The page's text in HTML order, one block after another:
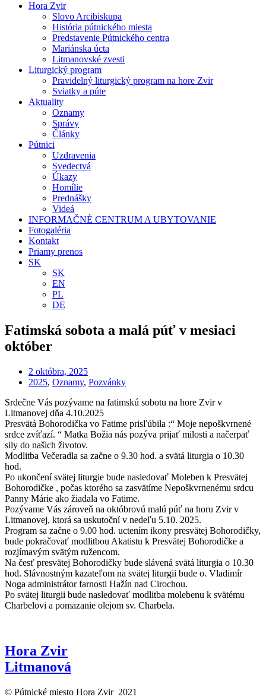
Hora Zvir
Slovo Arcibiskupa
História pútnického miesta
Predstavenie Pútnického centra
Mariánska úcta
Litmanovské zvesti
Liturgický program
Pravidelný liturgický program na hore Zvir
Sviatky a púte
Aktuality
Oznamy
Správy
Články
Pútnici
Uzdravenia
Svedectvá
Úkazy
Homílie
Prednášky
Videá
INFORMAČNÉ CENTRUM A UBYTOVANIE
Fotogaléria
Kontakt
Priamy prenos
SK
SK
EN
PL
DE
Fatimská sobota a malá púť v mesiaci
október
2 októbra, 2025
2025, Oznamy, Pozvánky
Srdečne Vás pozývame na fatimskú sobotu na hore Zvir v
Litmanovej dňa 4.10.2025
Presvätá Bohorodička vo Fatime prisľúbila :“ Moje nepoškvrnené
srdce zvíťazí. “ Matka Božia nás pozýva prijať milosti a načerpať
sily do našich životov.
Modlitba Večeradla sa začne o 9.30 hod. a svätá liturgia o 10.30
hod.
Po ukončení svätej liturgie bude nasledovať Moleben k Presvätej
Bohorodičke , počas ktorého sa zasvätíme Nepoškvrnenému srdcu
Panny Márie ako žiadala vo Fatime.
Pozývame Vás zároveň na októbrovú malú púť na horu Zvir v
Litmanovej, ktorá sa uskutoční v nedeľu 5.10. 2025.
Program sa začne o 9.00 hod. uctením ikony presvätej Bohorodičky,
bude pokračovať modlitbou Akatistu k Presvätej Bohorodičke a
rozjímavým svätým ružencom.
Na česť presvätej Bohorodičky bude slávená svätá liturgia o 10.30
hod. Slávnostným kazateľom na svätej liturgii bude o. Vladimír
Noga administrátor farnosti Hažín nad Cirochou.
Po svätej liturgii bude nasledovať modlitba molebenu k svätému
Charbelovi a pomazanie olejom sv. Charbela.
Hora Zvir
Litmanová
© Pútnické miesto Hora Zvir 2021